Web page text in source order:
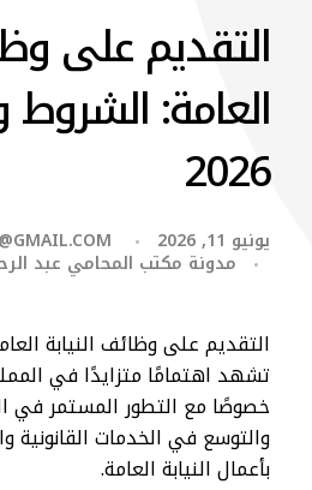
التقديم على
العامة:
2026
يونيو 11, 2026
مدونة مكتب المحامي عبد
التقديم على وظائف النيابة
تشهد اهتمامًا متزايدًا في
خصوصًا مع التطور المستمر في
والتوسع في الخدمات القانونية
بأعمال النيابة العامة.